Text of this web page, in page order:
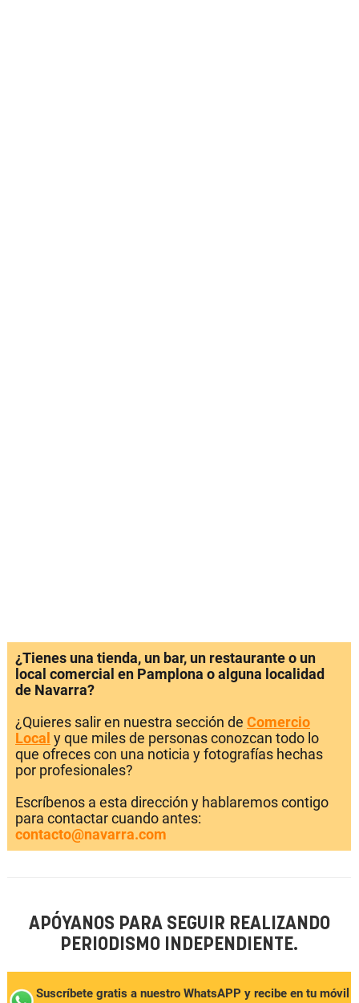
¿Tienes una tienda, un bar, un restaurante o un
local comercial en Pamplona o alguna localidad
de Navarra?
¿Quieres salir en nuestra sección de Comercio
Local y que miles de personas conozcan todo lo
que ofreces con una noticia y fotografías hechas
por profesionales?
Escríbenos a esta dirección y hablaremos contigo
para contactar cuando antes:
contacto@navarra.com
APÓYANOS PARA SEGUIR REALIZANDO
PERIODISMO INDEPENDIENTE.
Suscríbete gratis a nuestro WhatsAPP y recibe en tu móvil